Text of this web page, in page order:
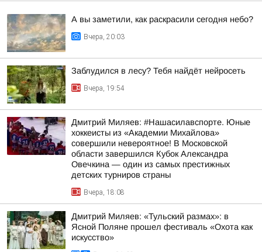
А вы заметили, как раскрасили сегодня небо?
Вчера, 20:03
Заблудился в лесу? Тебя найдёт нейросеть
Вчера, 19:54
Дмитрий Миляев: #Нашасилавспорте. Юные
хоккеисты из «Академии Михайлова»
совершили невероятное! В Московской
области завершился Кубок Александра
Овечкина — один из самых престижных
детских турниров страны
Вчера, 18:08
Дмитрий Миляев: «Тульский размах»: в
Ясной Поляне прошел фестиваль «Охота как
искусство»